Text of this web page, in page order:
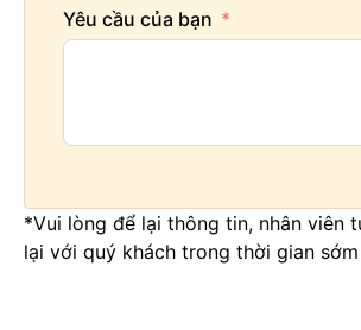
Yêu cầu của bạn
*Vui lòng để lại thông tin, nhân viên
lại với quý khách trong thời gian